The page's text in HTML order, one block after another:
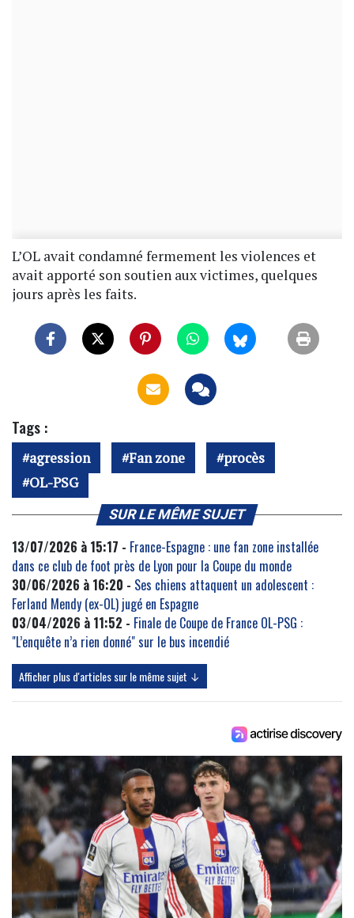
L’OL avait condamné fermement les violences et
avait apporté son soutien aux victimes, quelques
jours après les faits.
Tags :
agression Fan zone
procès
OL-PSG
SUR LE MÊME SUJET
13/07/2026 à 15:17 - France-Espagne : une fan zone installée
dans ce club de foot près de Lyon pour la Coupe du monde
30/06/2026 à 16:20 - Ses chiens attaquent un adolescent :
Ferland Mendy (ex-OL) jugé en Espagne
03/04/2026 à 11:52 - Finale de Coupe de France OL-PSG :
"L’enquête n’a rien donné" sur le bus incendié
Afficher plus d'articles sur le même sujet ↓